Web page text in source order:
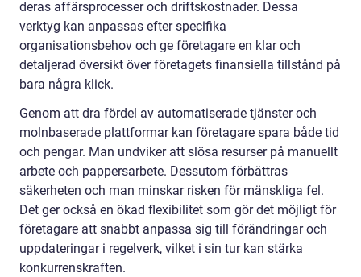
deras affärsprocesser och driftskostnader. Dessa
verktyg kan anpassas efter specifika
organisationsbehov och ge företagare en klar och
detaljerad översikt över företagets finansiella tillstånd på
bara några klick.
Genom att dra fördel av automatiserade tjänster och
molnbaserade plattformar kan företagare spara både tid
och pengar. Man undviker att slösa resurser på manuellt
arbete och pappersarbete. Dessutom förbättras
säkerheten och man minskar risken för mänskliga fel.
Det ger också en ökad flexibilitet som gör det möjligt för
företagare att snabbt anpassa sig till förändringar och
uppdateringar i regelverk, vilket i sin tur kan stärka
konkurrenskraften.